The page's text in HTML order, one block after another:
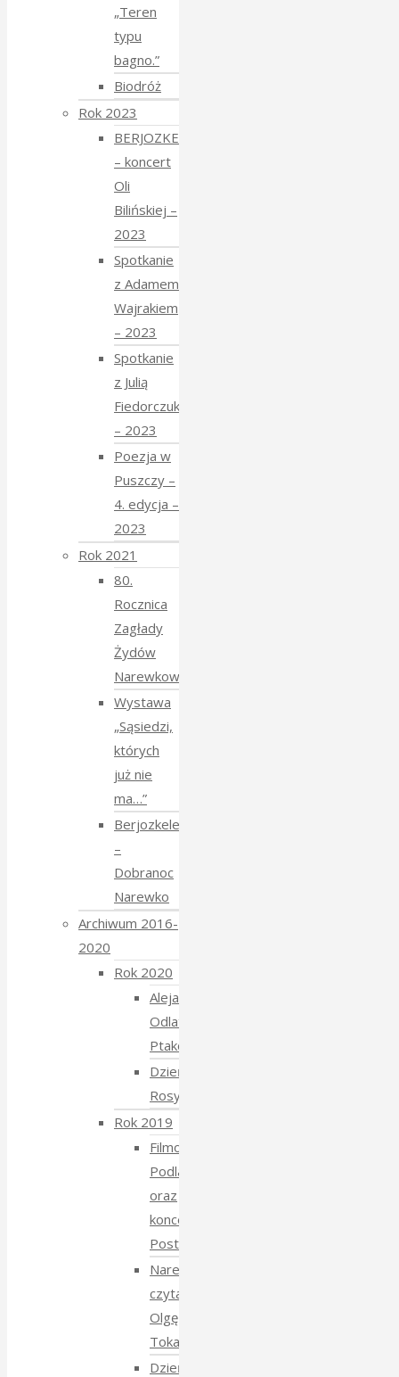
„Teren
typu
bagno.”
Biodróż
Rok 2023
BERJOZKELE
– koncert
Oli
Bilińskiej –
2023
Spotkanie
z Adamem
Wajrakiem
– 2023
Spotkanie
z Julią
Fiedorczuk
– 2023
Poezja w
Puszczy –
4. edycja –
2023
Rok 2021
80.
Rocznica
Zagłady
Żydów
Narewkowskich
Wystawa
„Sąsiedzi,
których
już nie
ma…”
Berjozkele
–
Dobranoc
Narewko
Archiwum 2016-
2020
Rok 2020
Aleja
Odlatujących
Ptaków
Dzień
Rosyjski
Rok 2019
Filmowe
Podlasie
oraz
koncert
Postmana
Narewka
czyta
Olgę
Tokarczuk
Dzień